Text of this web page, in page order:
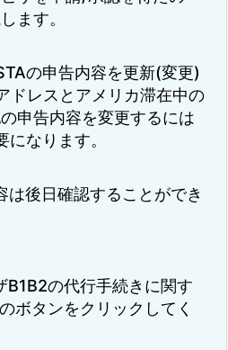
ます。
の申告内容を更新(変更)
ドレスとアメリカ滞在中の
申告内容を変更するには
なります。
後日確認することができ
B1B2の代行手続きに関す
ボタンをクリックしてく